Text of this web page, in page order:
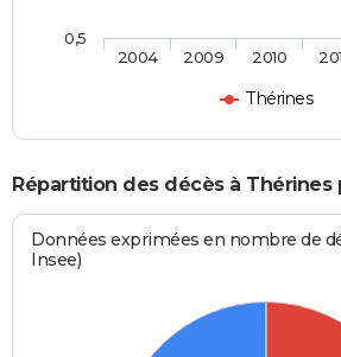
Thérines
2004 2009 2010
0,5
Répartition des décès à Thérines
Données exprimées en nombre de
Insee)